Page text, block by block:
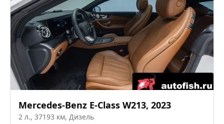
Mercedes-Benz E-Class W213, 2023
2 л., 37193 км, Дизель